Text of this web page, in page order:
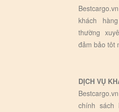
khách
thường
đảm bảo tôt
DỊCH VỤ
chính sách